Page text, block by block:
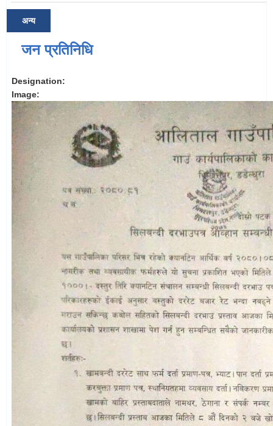
अन्य
जन प्रतिनिधि
Designation:
Image: